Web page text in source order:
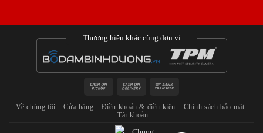
Thương hiệu khác cùng đơn vị
Cash
Pickup
Cash
Delivery
Về chúng tôi Cửa hàng Điều khoản & điều kiện
Chính sách bảo mật
Tài khoản